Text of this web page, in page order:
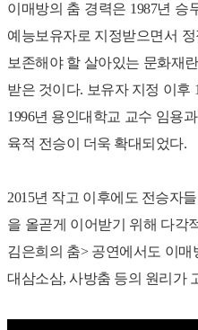
이매방의 춤 경력은 1987년 승
예능보유자로 지정받으면서
보존해야 할 살아있는 문화재
받은 것이다. 보유자 지정 이후
1996년 용인대학교 교수 임용
육적 전승이 더욱 확대되었다.
2015년 작고 이후에도 전승자
을 올곧게 이어받기 위해 다각
김은희의 춤> 공연에서도 이
대삼소삼, 사방춤 등의 원리가